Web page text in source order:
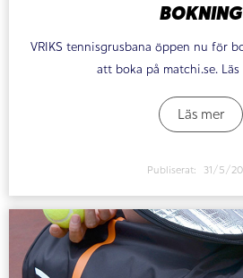
BOKNING
VRIKS tennisgrusbana öppen nu för
att boka på matchi.se. Läs
Läs mer
Publiserat: 31/5/